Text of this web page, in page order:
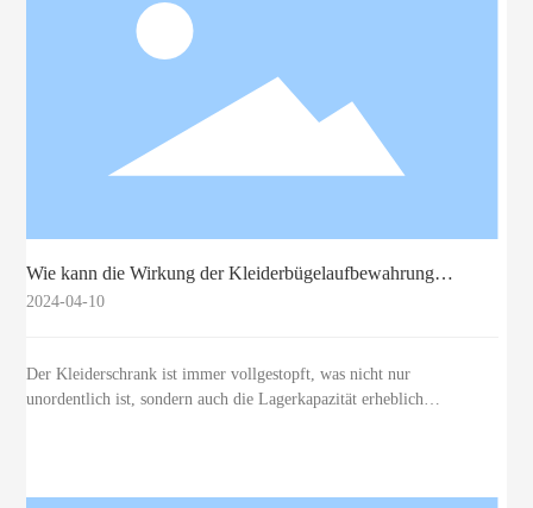
Wie kann die Wirkung der Kleiderbügelaufbewahrung
verstärkt werden?
2024-04-10
Der Kleiderschrank ist immer vollgestopft, was nicht nur
unordentlich ist, sondern auch die Lagerkapazität erheblich